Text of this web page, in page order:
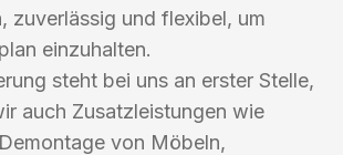
zuverlässig und flexibel, um
einzuhalten.
steht bei uns an erster Stelle,
auch Zusatzleistungen wie
von Möbeln,